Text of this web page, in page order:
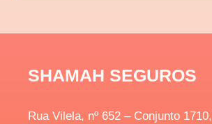
SHAMAH SEGUROS
Rua Vilela, nº 652 – Conjunto 1710,